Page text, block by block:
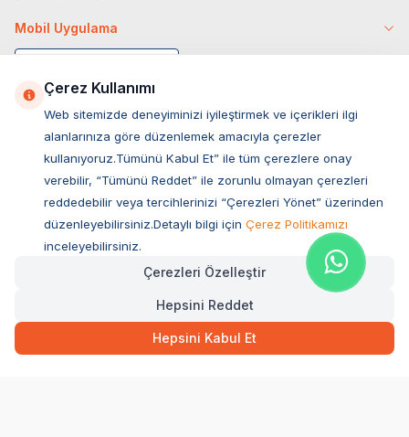
Mobil Uygulama
Müşteri Hizmetleri
Sıkça Sorulan Sorular
Ovacık Mah. Hacıoğlu Sok. No:13 Başiskele / KOCAELİ
Müşteri Destek Hattı
Çerez Kullanımı
Web sitemizde deneyiminizi iyileştirmek ve içerikleri ilgi
alanlarınıza göre düzenlemek amacıyla çerezler
kullanıyoruz.Tümünü Kabul Et” ile tüm çerezlere onay
verebilir, “Tümünü Reddet” ile zorunlu olmayan çerezleri
reddedebilir veya tercihlerinizi “Çerezleri Yönet” üzerinden
düzenleyebilirsiniz.Detaylı bilgi için Çerez Politikamızı
inceleyebilirsiniz.
Çerezleri Özelleştir
Hepsini Reddet
Hepsini Kabul Et